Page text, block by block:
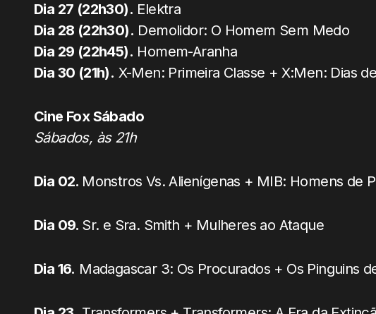
Dia 27 (22h30). Elektra
Dia 28 (22h30). Demolidor: O Homem Sem Medo
Dia 29 (22h45). Homem-Aranha
Dia 30 (21h). X-Men: Primeira Classe + X:Men: Dias
Cine Fox Sábado
Sábados, às 21h
Dia 02. Monstros Vs. Alienígenas + MIB: Homens de
Dia 09. Sr. e Sra. Smith + Mulheres ao Ataque
Dia 16. Madagascar 3: Os Procurados + Os Pinguins